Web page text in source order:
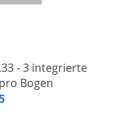
- 3 integrierte
Bogen
aus laminiertem